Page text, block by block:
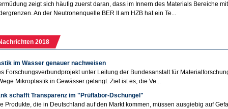
zeigt sich häufig zuerst daran, dass im Innern des Materials Bereiche
An der Neutronenquelle BER II am HZB hat ein Te...
2018
im Wasser genauer nachweisen
Forschungsverbundprojekt unter Leitung der Bundesanstalt für
Mikroplastik in Gewässer gelangt. Ziel ist es, die Ve...
schafft Transparenz im "Prüflabor-Dschungel"
Produkte, die in Deutschland auf den Markt kommen, müssen ausgiebig auf